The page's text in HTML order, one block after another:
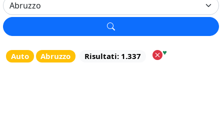
Auto Abruzzo Risultati: 1.337 ♥